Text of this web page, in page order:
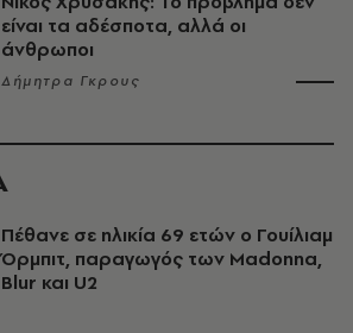
είναι τα αδέσποτα, αλλά οι
άνθρωποι
Δήμητρα Γκρους
Πέθανε σε ηλικία 69 ετών ο Γουίλιαμ
Όρμπιτ, παραγωγός των Madonna,
Blur και U2